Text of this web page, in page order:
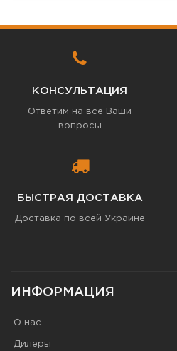
КОНСУЛЬТАЦИЯ
Ответим на все Ваши
вопросы
БЫСТРАЯ ДОСТАВКА
Доставка по всей Украине
ИНФОРМАЦИЯ
О нас
Дилеры